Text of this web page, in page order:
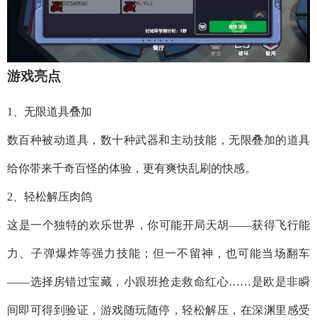
游戏亮点
1、无限道具叠加
数百种被动道具，数十种武器和主动技能，无限叠加的道具
给你带来千奇百怪的体验，更有爽快乱刷的快感。
2、轻松解压肉鸽
这是一个独特的欢乐世界，你可能开局天胡——获得飞行能
力、子弹爆炸等强力技能；但一不留神，也可能当场翻车
——选择房错过宝藏，小跟班抢走救命红心……是欧是非瞬
间即可得到验证，游戏随玩随停，轻松解压，在深渊里感受